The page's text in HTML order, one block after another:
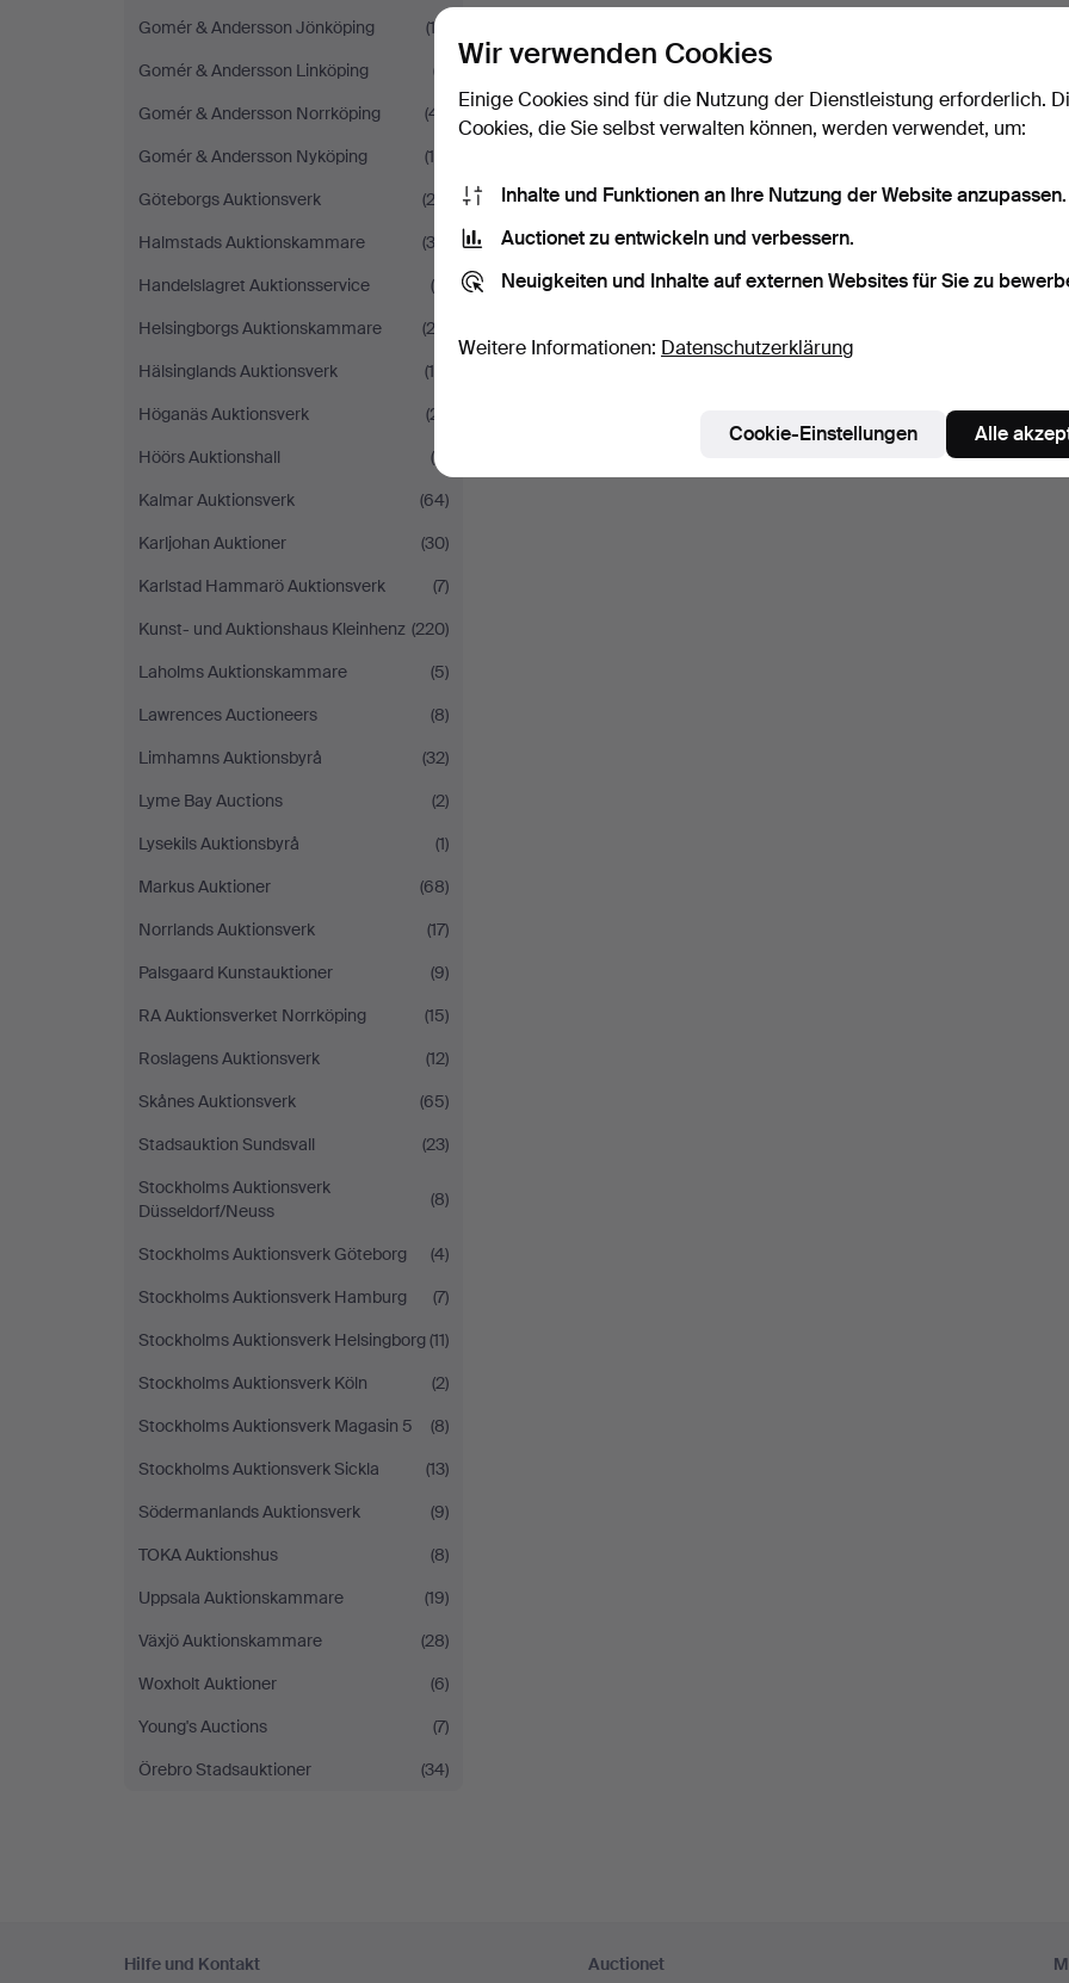
Gomér & Andersson Jönköping
(12)
Gomér & Andersson Linköping
(7)
Gomér & Andersson Norrköping
(41)
Gomér & Andersson Nyköping
(16)
Göteborgs Auktionsverk
(22)
Halmstads Auktionskammare
(33)
Handelslagret Auktionsservice
(4)
Helsingborgs Auktionskammare
(22)
Hälsinglands Auktionsverk
(10)
Höganäs Auktionsverk
(21)
Höörs Auktionshall
(8)
Kalmar Auktionsverk
(64)
Karljohan Auktioner
(30)
Karlstad Hammarö Auktionsverk
(7)
Kunst- und Auktionshaus Kleinhenz (220)
Laholms Auktionskammare
(5)
Lawrences Auctioneers
(8)
Limhamns Auktionsbyrå
(32)
Lyme Bay Auctions
(2)
Lysekils Auktionsbyrå
(1)
Markus Auktioner
(68)
Norrlands Auktionsverk
(17)
Palsgaard Kunstauktioner
(9)
RA Auktionsverket Norrköping
(15)
Roslagens Auktionsverk
(12)
Skånes Auktionsverk
(65)
Stadsauktion Sundsvall
(23)
Stockholms Auktionsverk
Düsseldorf/Neuss
(8)
Stockholms Auktionsverk Göteborg
(4)
Stockholms Auktionsverk Hamburg
(7)
Stockholms Auktionsverk Helsingborg(11)
Stockholms Auktionsverk Köln
(2)
Stockholms Auktionsverk Magasin 5
(8)
Stockholms Auktionsverk Sickla
(13)
Södermanlands Auktionsverk
(9)
TOKA Auktionshus
(8)
Uppsala Auktionskammare
(19)
Växjö Auktionskammare
(28)
Woxholt Auktioner
(6)
Young's Auctions
(7)
Örebro Stadsauktioner
(34)
Navigation
Hilfe und Kontakt Auctionet
Wir verwenden Cookies
Einige Cookies sind für die Nutzung der Dienstleistung erforderlich.
Cookies, die Sie selbst verwalten können, werden verwendet, um:
Inhalte und Funktionen an Ihre Nutzung der Website anzupassen.
Auctionet zu entwickeln und verbessern.
Neuigkeiten und Inhalte auf externen Websites für Sie zu
Weitere Informationen: Datenschutzerklärung
Cookie-Einstellungen Alle